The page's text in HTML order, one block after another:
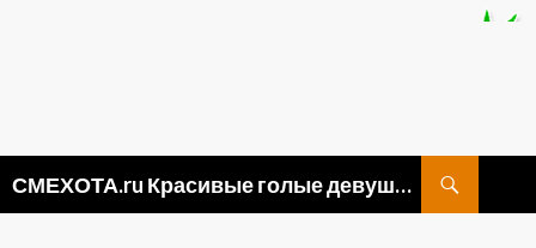
СМЕХОТА.ru Красивые голые девушки, прикольные картинки ню и видео приколы